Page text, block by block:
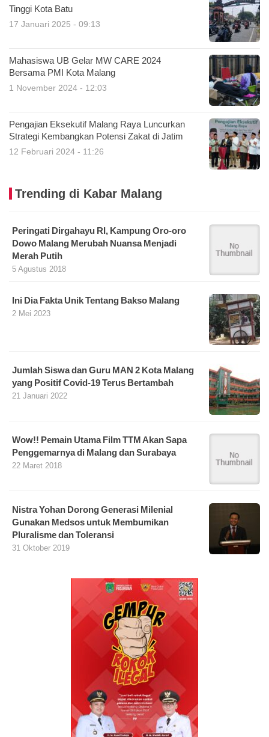
Tinggi Kota Batu
17 Januari 2025 - 09:13
Mahasiswa UB Gelar MW CARE 2024
Bersama PMI Kota Malang
1 November 2024 - 12:03
Pengajian Eksekutif Malang Raya Luncurkan
Strategi Kembangkan Potensi Zakat di Jatim
12 Februari 2024 - 11:26
Trending di Kabar Malang
Peringati Dirgahayu RI, Kampung Oro-oro
Dowo Malang Merubah Nuansa Menjadi
Merah Putih
5 Agustus 2018
Ini Dia Fakta Unik Tentang Bakso Malang
2 Mei 2023
Jumlah Siswa dan Guru MAN 2 Kota Malang
yang Positif Covid-19 Terus Bertambah
21 Januari 2022
Wow!! Pemain Utama Film TTM Akan Sapa
Penggemarnya di Malang dan Surabaya
22 Maret 2018
Nistra Yohan Dorong Generasi Milenial
Gunakan Medsos untuk Membumikan
Pluralisme dan Toleransi
31 Oktober 2019